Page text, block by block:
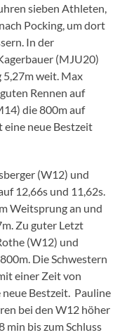
sieben Athleten,
Pocking, um dort
In der
(MJU20)
5,27m weit. Max
Rennen auf
die 800m auf
eine neue Bestzeit
(W12) und
12,66s und 11,62s.
Weitsprung an und
Zu guter Letzt
(W12) und
Die Schwestern
einer Zeit von
Bestzeit. Pauline
bei den W12 höher
min bis zum Schluss